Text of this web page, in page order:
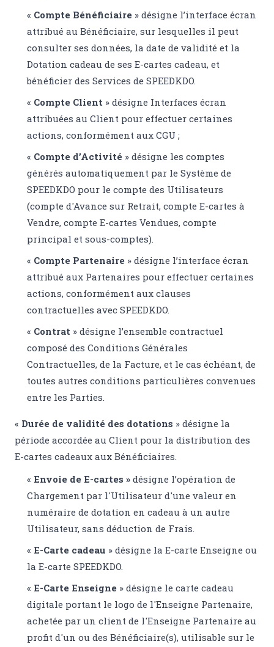
« Compte Bénéficiaire » désigne l’interface écran
attribué au Bénéficiaire, sur lesquelles il peut
consulter ses données, la date de validité et la
Dotation cadeau de ses E-cartes cadeau, et
bénéficier des Services de SPEEDKDO.
« Compte Client » désigne Interfaces écran
attribuées au Client pour effectuer certaines
actions, conformément aux CGU ;
« Compte d’Activité » désigne les comptes
générés automatiquement par le Système de
SPEEDKDO pour le compte des Utilisateurs
(compte d'Avance sur Retrait, compte E-cartes à
Vendre, compte E-cartes Vendues, compte
principal et sous-comptes).
« Compte Partenaire » désigne l’interface écran
attribué aux Partenaires pour effectuer certaines
actions, conformément aux clauses
contractuelles avec SPEEDKDO.
« Contrat » désigne l’ensemble contractuel
composé des Conditions Générales
Contractuelles, de la Facture, et le cas échéant, de
toutes autres conditions particulières convenues
entre les Parties.
« Durée de validité des dotations » désigne la
période accordée au Client pour la distribution des
E-cartes cadeaux aux Bénéficiaires.
« Envoie de E-cartes » désigne l’opération de
Chargement par l'Utilisateur d'une valeur en
numéraire de dotation en cadeau à un autre
Utilisateur, sans déduction de Frais.
« E-Carte cadeau » désigne la E-carte Enseigne ou
la E-carte SPEEDKDO.
« E-Carte Enseigne » désigne le carte cadeau
digitale portant le logo de l'Enseigne Partenaire,
achetée par un client de l'Enseigne Partenaire au
profit d'un ou des Bénéficiaire(s), utilisable sur le